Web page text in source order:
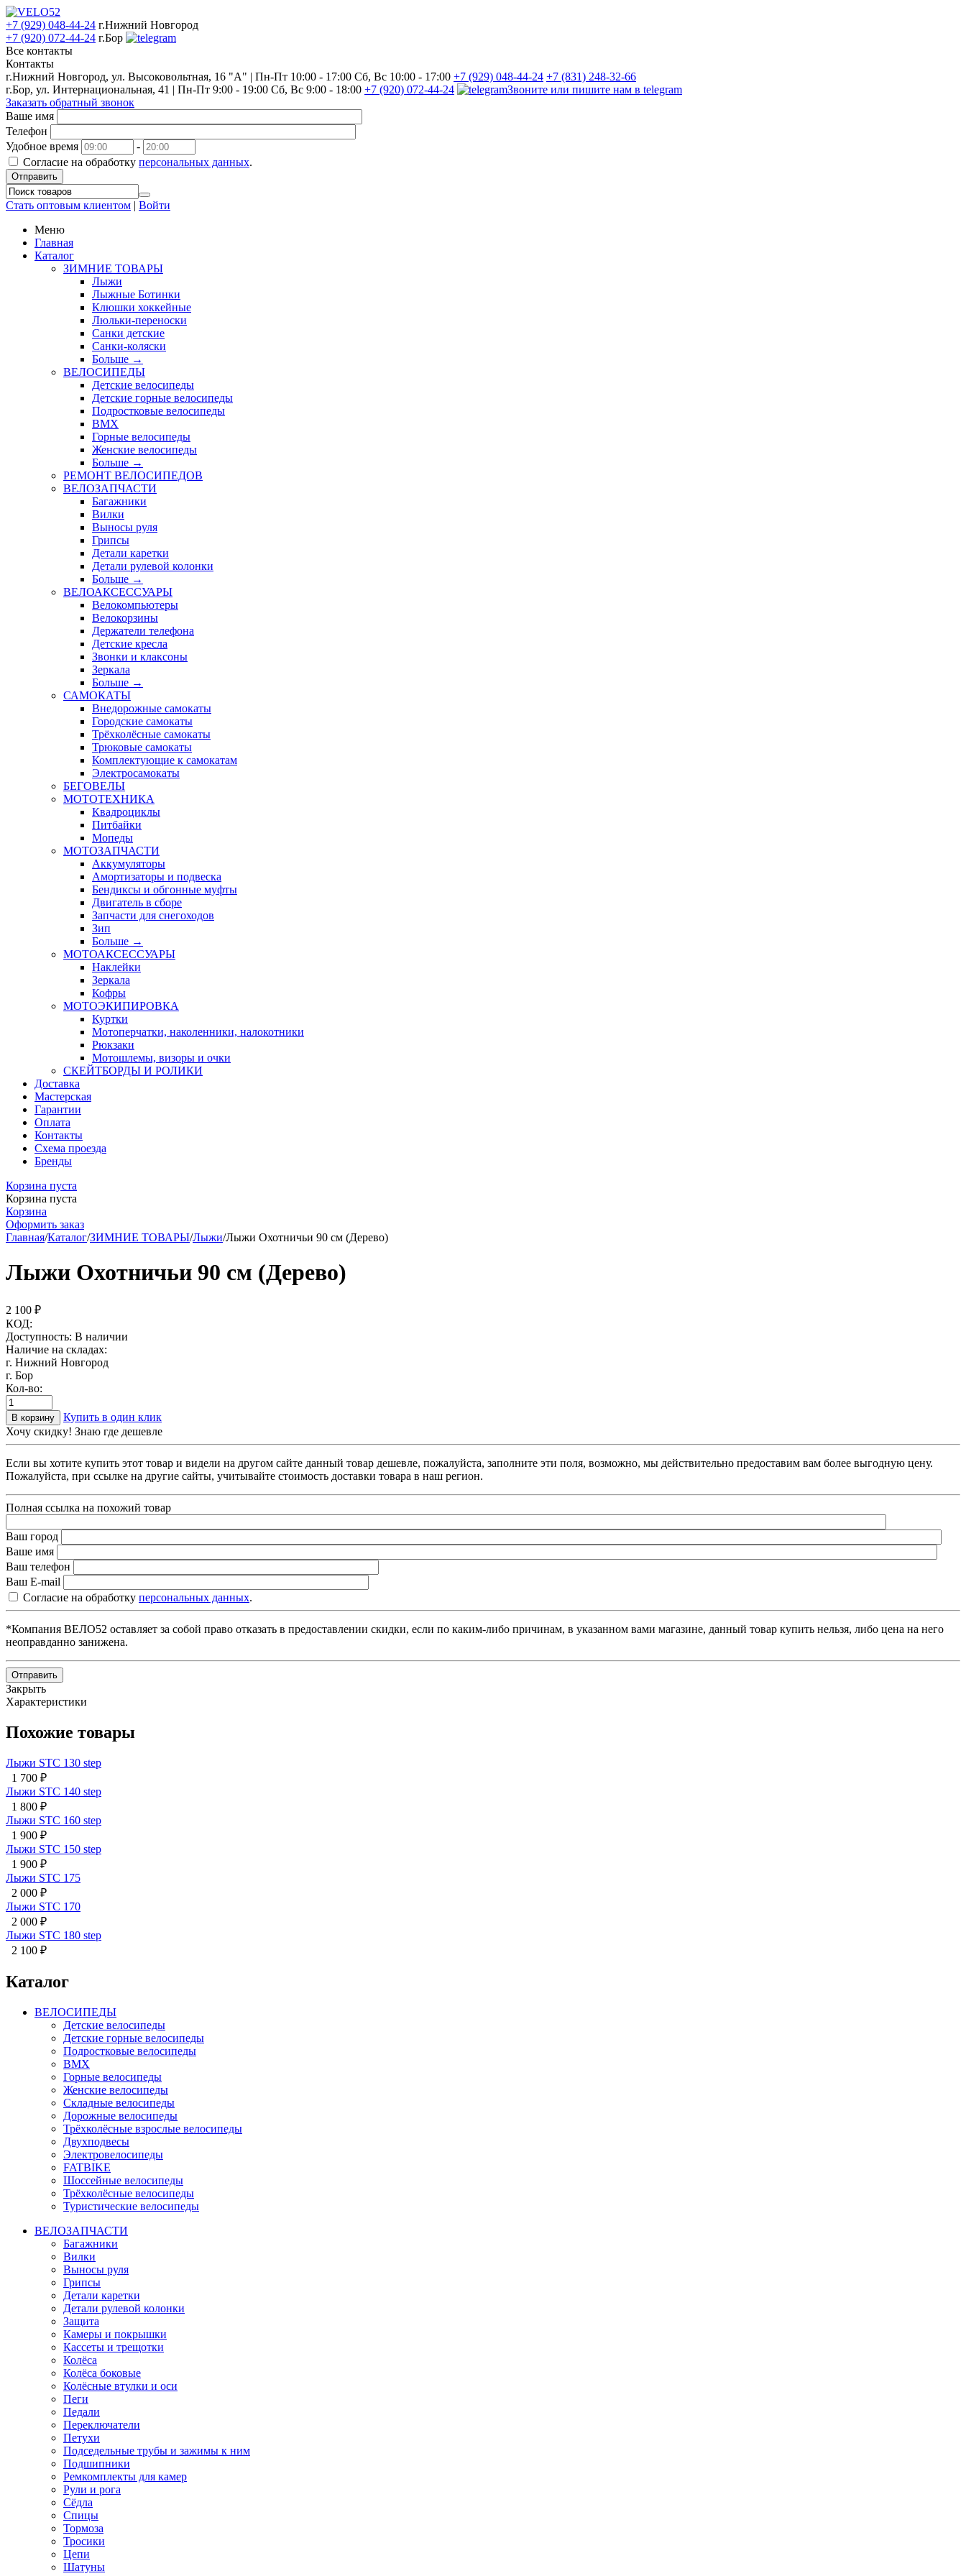
+7 (929) 048-44-24 г.Нижний Новгород
+7 (920) 072-44-24 г.Бор
Все контакты
Контакты
г.Нижний Новгород, ул. Высоковольтная, 16 "А" | Пн-Пт 10:00 - 17:00 Сб, Вс 10:00 - 17:00 +7 (929) 048-44-24 +7 (831) 248-32-66
г.Бор, ул. Интернациональная, 41 | Пн-Пт 9:00 - 19:00 Сб, Вс 9:00 - 18:00 +7 (920) 072-44-24
Звоните или пишите нам в telegram
Заказать обратный звонок
Ваше имя
Телефон
Удобное время
-
Согласие на обработку персональных данных.
Отправить
Стать оптовым клиентом | Войти
Меню
Главная
Каталог
ЗИМНИЕ ТОВАРЫ
Лыжи
Лыжные Ботинки
Клюшки хоккейные
Люльки-переноски
Санки детские
Санки-коляски
Больше →
ВЕЛОСИПЕДЫ
Детские велосипеды
Детские горные велосипеды
Подростковые велосипеды
BMX
Горные велосипеды
Женские велосипеды
Больше →
РЕМОНТ ВЕЛОСИПЕДОВ
ВЕЛОЗАПЧАСТИ
Багажники
Вилки
Выносы руля
Грипсы
Детали каретки
Детали рулевой колонки
Больше →
ВЕЛОАКСЕССУАРЫ
Велокомпьютеры
Велокорзины
Держатели телефона
Детские кресла
Звонки и клаксоны
Зеркала
Больше →
САМОКАТЫ
Внедорожные самокаты
Городские самокаты
Трёхколёсные самокаты
Трюковые самокаты
Комплектующие к самокатам
Электросамокаты
БЕГОВЕЛЫ
МОТОТЕХНИКА
Квадроциклы
Питбайки
Мопеды
МОТОЗАПЧАСТИ
Аккумуляторы
Амортизаторы и подвеска
Бендиксы и обгонные муфты
Двигатель в сборе
Запчасти для снегоходов
Зип
Больше →
МОТОАКСЕССУАРЫ
Наклейки
Зеркала
Кофры
МОТОЭКИПИРОВКА
Куртки
Мотоперчатки, наколенники, налокотники
Рюкзаки
Мотошлемы, визоры и очки
СКЕЙТБОРДЫ И РОЛИКИ
Доставка
Мастерская
Гарантии
Оплата
Контакты
Схема проезда
Бренды
Корзина пуста
Корзина пуста
Корзина
Оформить заказ
Главная/Каталог/ЗИМНИЕ ТОВАРЫ/Лыжи/Лыжи Охотничьи 90 см (Дерево)
Лыжи Охотничьи 90 см (Дерево)
2 100 ₽
КОД:
Доступность: В наличии
Наличие на складах:
г. Нижний Новгород
г. Бор
Кол-во:
В корзину
Купить в один клик
Хочу скидку! Знаю где дешевле
Если вы хотите купить этот товар и видели на другом сайте данный товар дешевле, пожалуйста, заполните эти поля, возможно, мы действительно предоставим вам более выгодную цену.
Пожалуйста, при ссылке на другие сайты, учитывайте стоимость доставки товара в наш регион.
Полная ссылка на похожий товар
Ваш город
Ваше имя
Ваш телефон
Ваш E-mail
Согласие на обработку персональных данных.
*Компания ВЕЛО52 оставляет за собой право отказать в предоставлении скидки, если по каким-либо причинам, в указанном вами магазине, данный товар купить нельзя, либо цена на него
неоправданно занижена.
Отправить
Закрыть
Характеристики
Похожие товары
Лыжи STC 130 step
1 700 ₽
Лыжи STC 140 step
1 800 ₽
Лыжи STC 160 step
1 900 ₽
Лыжи STC 150 step
1 900 ₽
Лыжи STC 175
2 000 ₽
Лыжи STC 170
2 000 ₽
Лыжи STC 180 step
2 100 ₽
Каталог
ВЕЛОСИПЕДЫ
Детские велосипеды
Детские горные велосипеды
Подростковые велосипеды
BMX
Горные велосипеды
Женские велосипеды
Складные велосипеды
Дорожные велосипеды
Трёхколёсные взрослые велосипеды
Двухподвесы
Электровелосипеды
FATBIKE
Шоссейные велосипеды
Трёхколёсные велосипеды
Туристические велосипеды
ВЕЛОЗАПЧАСТИ
Багажники
Вилки
Выносы руля
Грипсы
Детали каретки
Детали рулевой колонки
Защита
Камеры и покрышки
Кассеты и трещотки
Колёса
Колёса боковые
Колёсные втулки и оси
Пеги
Педали
Переключатели
Петухи
Подседельные трубы и зажимы к ним
Подшипники
Ремкомплекты для камер
Рули и рога
Сёдла
Спицы
Тормоза
Тросики
Цепи
Шатуны